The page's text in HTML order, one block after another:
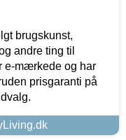
brugskunst,
andre ting til
e-mærkede og har
prisgaranti på